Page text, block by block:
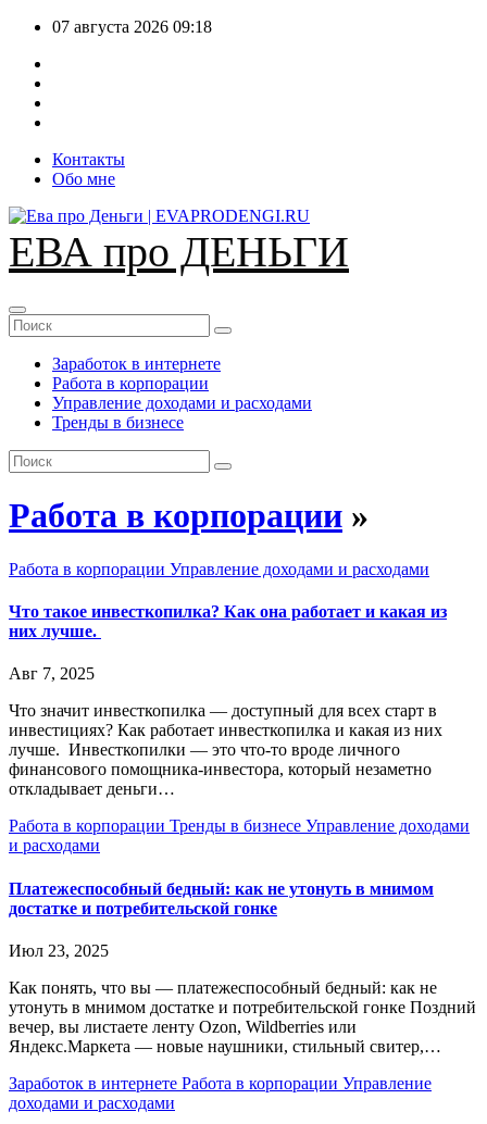
Перейти
содержимому
07 августа 2026 09:18
Контакты
Обо мне
ЕВА про ДЕНЬГИ
Заработок в интернете
Работа в корпорации
Управление доходами и расходами
Тренды в бизнесе
Работа в корпорации »
Работа в корпорации Управление доходами и расходами
Что такое инвесткопилка? Как она работает и какая из
них лучше.
Авг 7, 2025
Что значит инвесткопилка — доступный для всех старт в
инвестициях? Как работает инвесткопилка и какая из них
лучше. Инвесткопилки — это что-то вроде личного
финансового помощника-инвестора, который незаметно
откладывает деньги…
Работа в корпорации Тренды в бизнесе Управление доходами
и расходами
Платежеспособный бедный: как не утонуть в мнимом
достатке и потребительской гонке
Июл 23, 2025
Как понять, что вы — платежеспособный бедный: как не
утонуть в мнимом достатке и потребительской гонке Поздний
вечер, вы листаете ленту Ozon, Wildberries или
Яндекс.Маркета — новые наушники, стильный свитер,…
Заработок в интернете Работа в корпорации Управление
доходами и расходами